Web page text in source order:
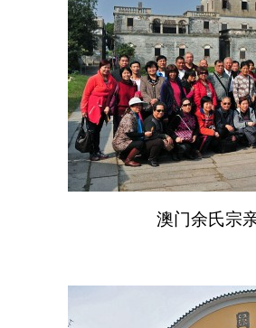
澳门余氏宗